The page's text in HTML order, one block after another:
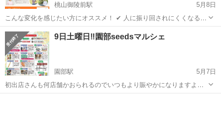
桃山御陵前駅
5月8日
こんな変化を感じたい方にオススメ！ ✔ 人に振り回されにくくなる ✔
自分の気持ちがわかるようになる ✔ 心と体がスーッと軽くなる ✔私は
これでいい！と感じられる これは、気（エネルギー）の流れと 関係し
ているかもしれませ...
京都 京都市 桃山御陵前駅
9日土曜日‼️園部seedsマルシェ
園部駅
5月7日
初出店さんも何店舗かおられるのでいつもより賑やかになりますよ🥺
お天気良さそうなので是非遊びに来て下さい 駐車場🅿️広いです